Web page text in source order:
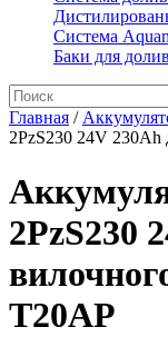
Система
Баки для
Главная /
2PzS230 24V
2PzS230
T20AP